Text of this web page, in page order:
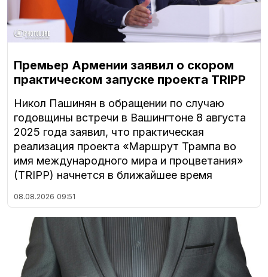
Премьер Армении заявил о скором
практическом запуске проекта TRIPP
Никол Пашинян в обращении по случаю
годовщины встречи в Вашингтоне 8 августа
2025 года заявил, что практическая
реализация проекта «Маршрут Трампа во
имя международного мира и процветания»
(TRIPP) начнется в ближайшее время
08.08.2026 09:51